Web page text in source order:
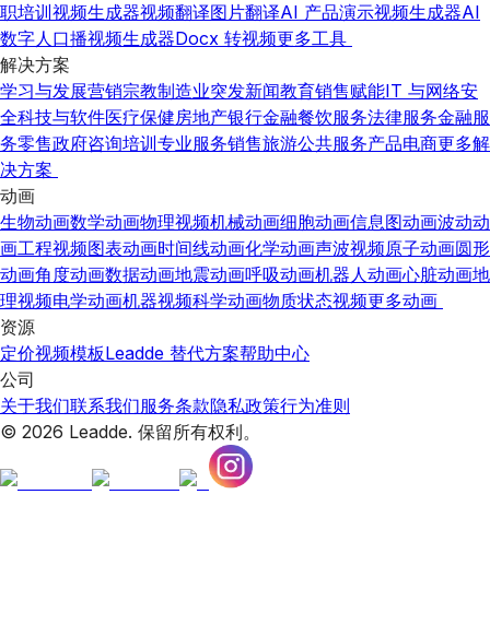
职培训视频生成器视频翻译图片翻译AI 产品演示视频生成器AI
数字人口播视频生成器Docx 转视频更多工具
解决方案
学习与发展营销宗教制造业突发新闻教育销售赋能IT 与网络安
全科技与软件医疗保健房地产银行金融餐饮服务法律服务金融服
务零售政府咨询培训 专业服务销售旅游公共服务产品电商更多解
决方案
动画
生物动画数学动画物理视频机械动画细胞动画信息图动画波动动
画工程视频图表动画时间线动画化学动画声波视频原子动画圆形
动画角度动画数据动画地震动画呼吸动画机器人动画心脏动画地
理视频电学动画机器视频科学动画物质状态视频更多动画
资源
定价视频模板Leadde 替代方案帮助中心
公司
关于我们联系我们服务条款隐私政策行为准则
© 2026 Leadde. 保留所有权利。